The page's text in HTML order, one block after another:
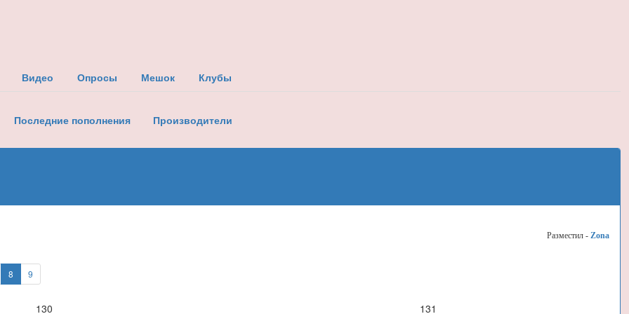
Видео Опросы Мешок Клубы
Последние пополнения Производители
Разместил - Zona
8 9
130 131